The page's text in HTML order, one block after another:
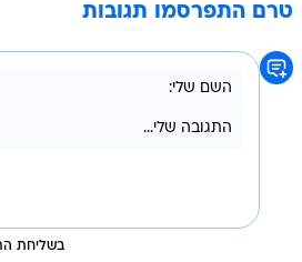
טרם התפרסמו תגובות
בשליחת